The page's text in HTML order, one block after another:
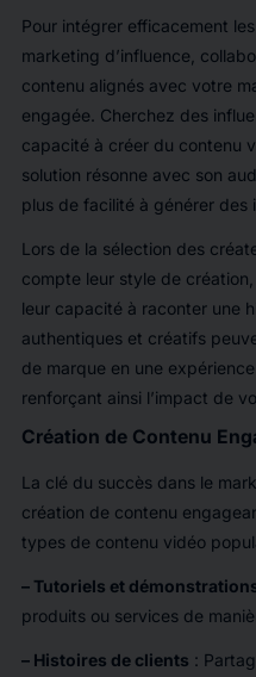
Pour intégrer efficacement
marketing d’influence,
contenu alignés avec votre
engagée. Cherchez des
capacité à créer du contenu
solution résonne avec son
plus de facilité à générer des
Lors de la sélection des
compte leur style de
leur capacité à raconter une
authentiques et créatifs
de marque en une
renforçant ainsi l’impact de
Création de Contenu
La clé du succès dans le
création de contenu
types de contenu vidéo
– Tutoriels et
produits ou services de
– Histoires de clients :